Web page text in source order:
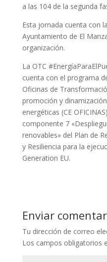
a las 104 de la segunda
Esta jornada cuenta con
Ayuntamiento de El
organización.
La OTC
cuenta con el programa
Oficinas de
promoción y
energéticas (CE
componente 7
renovables» del Plan de
y Resiliencia para la
Generation EU.
Enviar
Tu dirección de correo
Los campos obligatorios